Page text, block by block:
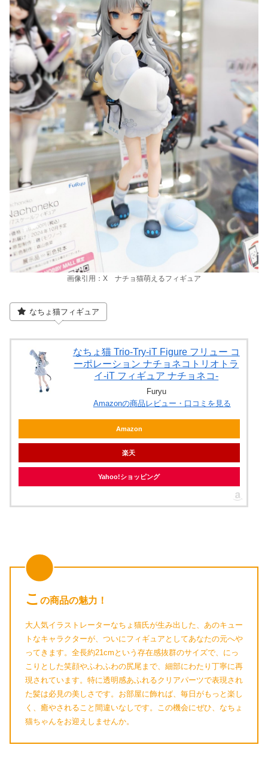
画像引用：X ナチョ猫萌えるフィギュア
なちょ猫フィギュア
なちょ猫 Trio-Try-iT Figure フリュー コ
ーポレーション ナチョネコトリオトラ
イ-iT フィギュア ナチョネコ-
Furyu
Amazonの商品レビュー・口コミを見る
Amazon
楽天
Yahoo!ショッピング
こ の商品の魅力！
大人気イラストレーターなちょ猫氏が生み出した、あのキュー
トなキャラクターが、ついにフィギュアとしてあなたの元へや
ってきます。全長約21cmという存在感抜群のサイズで、にっ
こりとした笑顔やふわふわの尻尾まで、細部にわたり丁寧に再
現されています。特に透明感あふれるクリアパーツで表現され
た髪は必見の美しさです。お部屋に飾れば、毎日がもっと楽し
く、癒やされること間違いなしです。この機会にぜひ、なちょ
猫ちゃんをお迎えしませんか。